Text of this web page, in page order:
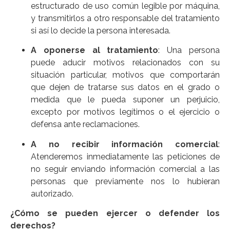
estructurado de uso común legible por máquina,
y transmitirlos a otro responsable del tratamiento
si así lo decide la persona interesada.
A oponerse al tratamiento: Una persona
puede aducir motivos relacionados con su
situación particular, motivos que comportarán
que dejen de tratarse sus datos en el grado o
medida que le pueda suponer un perjuicio,
excepto por motivos legítimos o el ejercicio o
defensa ante reclamaciones.
A no recibir información comercial:
Atenderemos inmediatamente las peticiones de
no seguir enviando información comercial a las
personas que previamente nos lo hubieran
autorizado.
¿Cómo se pueden ejercer o defender los
derechos?